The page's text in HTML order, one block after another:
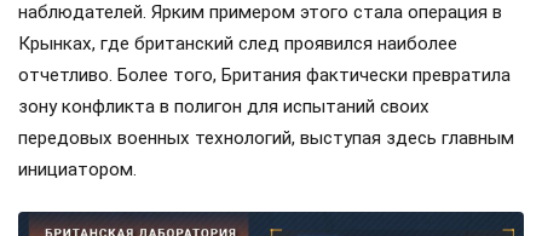
наблюдателей. Ярким примером этого стала операция в
Крынках, где британский след проявился наиболее
отчетливо. Более того, Британия фактически превратила
зону конфликта в полигон для испытаний своих
передовых военных технологий, выступая здесь главным
инициатором.